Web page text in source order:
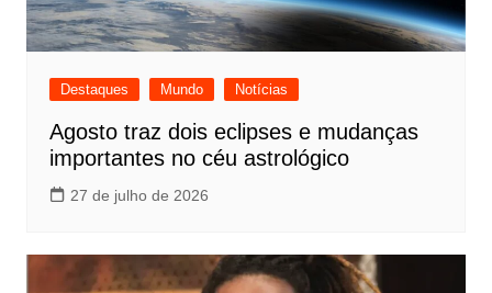
Destaques Mundo Notícias
Agosto traz dois eclipses e mudanças
importantes no céu astrológico
27 de julho de 2026